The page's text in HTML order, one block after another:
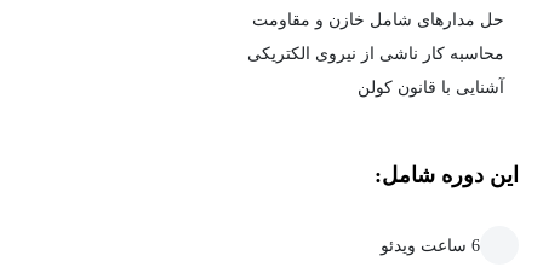
حل مدارهای شامل خازن و مقاومت
محاسبه کار ناشی از نیروی الکتریکی
آشنایی با قانون کولن
این دوره شامل:
6 ساعت ویدئو